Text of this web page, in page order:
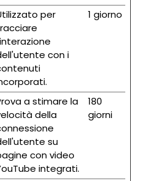
per
con i
1 giorno
a stimare la
della
su
con video
integrati.
180
giorni